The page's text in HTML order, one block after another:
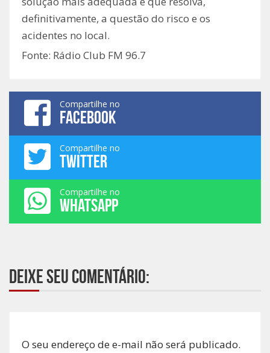
definitivamente, a questão do risco e os
acidentes no local.
Fonte: Rádio Club FM 96.7
Compartilhe no
FACEBOOK
Compartilhe no
TWITTER
Compartilhe no
WHATSAPP
Deixe seu comentário:
O seu endereço de e-mail não será publicado.